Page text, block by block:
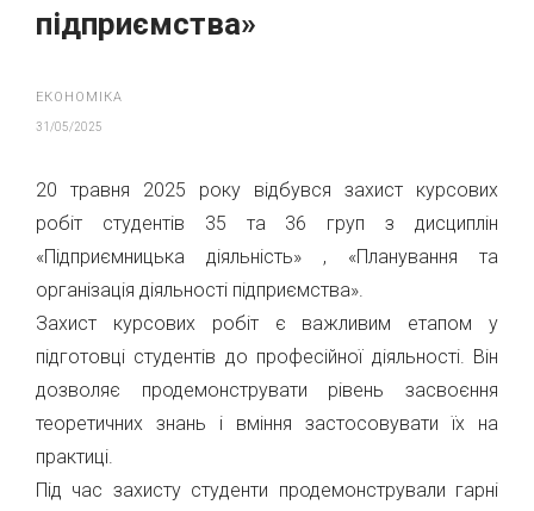
підприємства»
ЕКОНОМІКА
31/05/2025
20 травня 2025 року відбувся захист курсових
робіт студентів 35 та 36 груп з дисциплін
«Підприємницька діяльність» , «Планування та
організація діяльності підприємства».
Захист курсових робіт є важливим етапом у
підготовці студентів до професійної діяльності. Він
дозволяє продемонструвати рівень засвоєння
теоретичних знань і вміння застосовувати їх на
практиці.
Під час захисту студенти продемонстрували гарні